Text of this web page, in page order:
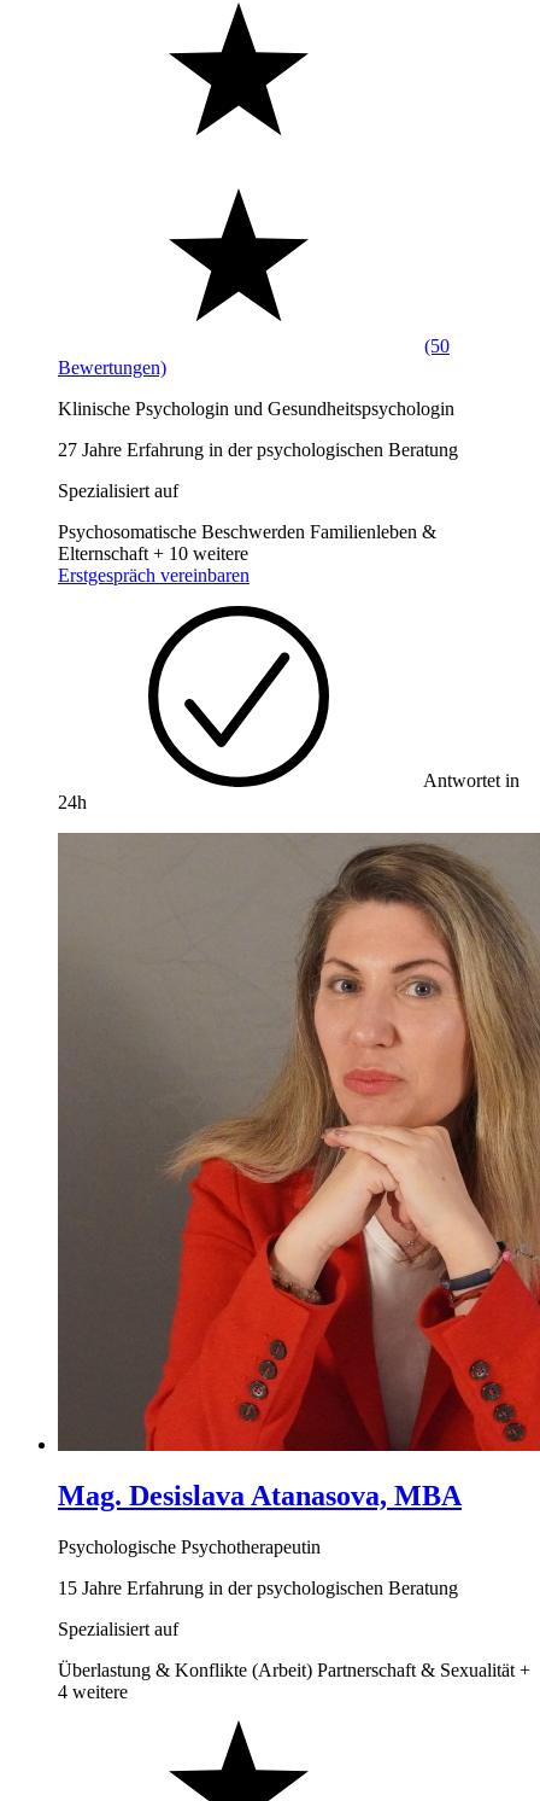
(50
Bewertungen)
Klinische Psychologin und Gesundheitspsychologin
27 Jahre Erfahrung in der psychologischen Beratung
Spezialisiert auf
Psychosomatische Beschwerden Familienleben &
Elternschaft + 10 weitere
Erstgespräch vereinbaren
Antwortet in
24h
Mag. Desislava Atanasova, MBA
Psychologische Psychotherapeutin
15 Jahre Erfahrung in der psychologischen Beratung
Spezialisiert auf
Überlastung & Konflikte (Arbeit) Partnerschaft & Sexualität +
4 weitere